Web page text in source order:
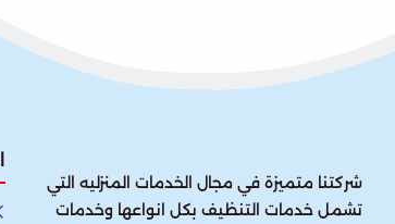
شركتنا متميزة في مجال الخدمات المنزليه التي
تشمل خدمات التنظيف بكل انواعها وخدمات